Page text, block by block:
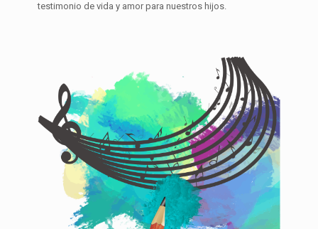
testimonio de vida y amor para nuestros hijos.